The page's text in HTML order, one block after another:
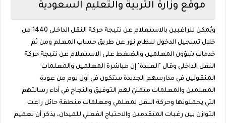
موقع وزارة التربية والتعليم السعودية
ويُمكن للراغبين بالاستعلام عن نتيجة حركة النقل الداخلي 1440 من
خلال تسجيل الدخول لنظام نور عن طريق حساب المعلم ومن ثم
خدمات شؤون المعلمين والضغط على الاستعلام عن نتيجة حركة
النقل الداخلي وقال "العبدة" إن مباشرة المعلمين والمعلمات
المنقولين في مدارسهم الجديدة ستكون في أول يوم من عودة
المعلمين والمعلمات متمنيً لهم التوفيق والنجاح في أداء رسالتهم
التي يحملونها وحركة النقل لمعلمي ومعلمات منطقة حائل راعت
التوازن بين رغبات المتقدمين والاحتياج الفعلي للميدان، يذكر أن تعميم